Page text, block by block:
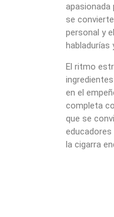
apasionada
se
personal y
habladurías
El ritmo
en el
completa
que se
educadores
la cigarra